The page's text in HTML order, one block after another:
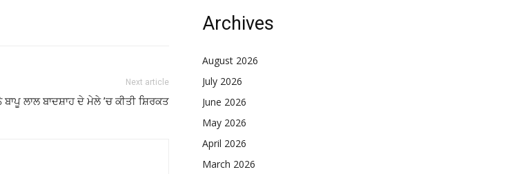
Next article
ਲਾਲ ਬਾਦਸ਼ਾਹ ਦੇ ਮੇਲੇ ’ਚ ਕੀਤੀ ਸ਼ਿਰਕਤ
Archives
August 2026
July 2026
June 2026
May 2026
April 2026
March 2026